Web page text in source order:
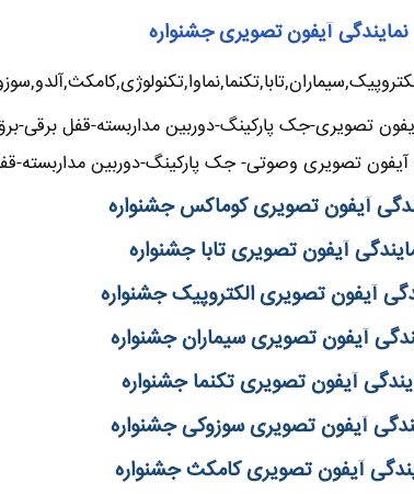
نمایندگی آیفون تصویری جشنواره
تصویری-جک پارکینگ-دوربین مداربسته-قفل برقی-
تصویری وصوتی- جک پارکینگ-دوربین مداربسته-
آیفون تصویری کوماکس جشنواره
آیفون تصویری تابا جشنواره
آیفون تصویری الکتروپیک جشنواره
آیفون تصویری سیماران جشنواره
آیفون تصویری تکنما جشنواره
آیفون تصویری سوزوکی جشنواره
آیفون تصویری کامکث جشنواره